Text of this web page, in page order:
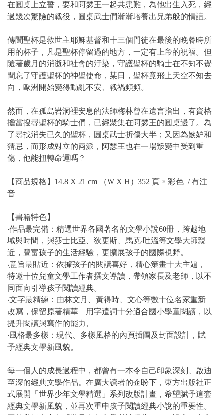
在圓桌上立誓，要和阿瑟王一起共患難，為他出生入死，經
過幾次驚險的戰役，圓桌武士們漸漸培養出兄弟般的情誼。
傳聞聖杯是救世主耶穌基督和十三個門徒在最後的晚餐時所
用的杯子，凡是聖杯停留過的地方，一定有上帝的祝福。但
隨著歲月的消逝和社會的汙染，守護聖杯的騎士在不知不覺
間忘了守護聖杯的神聖使命，某日，聖杯竟飛上天空不知去
向，歐洲開始變得動亂不安、戰禍頻頻。
然而，在孤島岩洞裡安息的法師梅林曾在遺言指出，有資格
擔當搜尋聖杯的騎士們，已經聚集在阿瑟王的圓桌邊了。為
了尋找消失已久的聖杯，圓桌武士折傷大半；又因為嫉妒和
猜忌，而形成對立的兩派，阿瑟王也在一場叛變中受到重
傷，他能扭轉命運嗎？
【商品規格】14.8 X 21 cm （W X H）352 頁 × 彩色 / 有注
音
【書籍特色】
‧作品最完備：精選世界各國著名的文學小說60冊，跨越地
域與時間，與莎士比亞、狄更斯、馬克‧吐溫等文學大師親
近，豐富孩子的生活經驗，更擴展孩子的國際視野。
‧意旨最貼近：依據孩子的閱讀喜好，精心策畫十大主題，
特邀十位兒童文學工作者撰文導讀，帶領家長及老師，以不
同面向引導孩子閱讀經典。
‧文字最精練：由林文月、黃得時、文心等數十位名家重新
改寫，保留原著精華，用字遣詞十分適合國小學童閱讀，以
提升閱讀與寫作的能力。
‧風格最多樣：現代、多樣風格的內頁插圖及封面設計，賦
予經典文學新風貌。
每一個人的成長過程中，都曾有一本令自己印象深刻、啟迪
至深的經典文學作品。在廣大讀者的企盼下，東方出版社正
式展開「世界少年文學精選」系列改版計畫，希望賦予這套
經典文學新風貌，並再次重申孩子閱讀經典小說的重要性。